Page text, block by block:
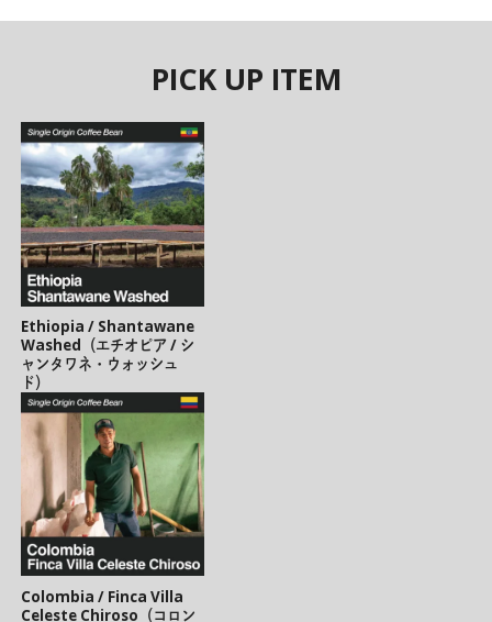
PICK UP ITEM
Ethiopia / Shantawane
Washed（エチオピア / シ
ャンタワネ・ウォッシュ
ド）
Colombia / Finca Villa
Celeste Chiroso（コロン